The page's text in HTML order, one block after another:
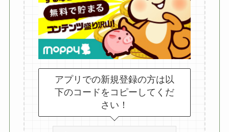
アプリでの新規登録の方は以
下のコードをコピーしてくだ
さい！